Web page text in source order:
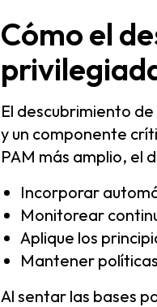
Cómo el
El descubrimiento
y un componente
PAM más amplio, el
Incorporar
Monitorear
Aplique los
Mantener
Al sentar las bases